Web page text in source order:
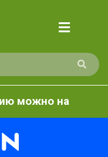
можно на